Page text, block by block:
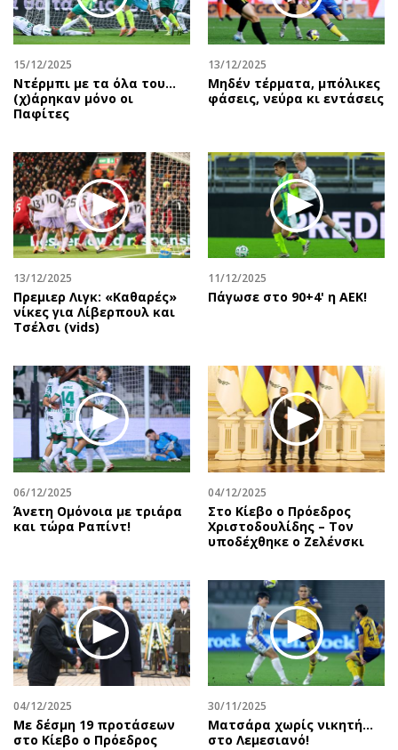
Αθλητισμός
Κύπρος
Ελλάδα
Διεθνή
Κληρώσεις Allwyn
Οικονομία
Real Estate
Επιχειρήσεις
Αγορές
Money Review
AstroBank Properties
Trends
Ναυτιλία
Περιβάλλον
Ελλάδα
Κόσμος
Πολιτισμός
Σινεμά
Μουσική
Εικαστικά
Βιβλίο
Χειρόγραφα
Geek
Νέα
Κινητά-tablets
Social
Πολιτική
Οικονομία
Αναδρομές
Πρόσωπα
Περιβάλλον
Showbiz
Ταξίδια
Συνταγές
Έξοδος
Εκπομπές
Wine routes
Uncut
Προσφορές
Προσωπικότητες στην ''Κ''
Επιστολές
15/12/2025
Ντέρμπι με τα όλα του…
(χ)άρηκαν μόνο οι
Παφίτες
13/12/2025
Μηδέν τέρματα, μπόλικες
φάσεις, νεύρα κι εντάσεις
13/12/2025
Πρεμιερ Λιγκ: «Καθαρές»
νίκες για Λίβερπουλ και
Τσέλσι (vids)
11/12/2025
Πάγωσε στο 90+4' η ΑΕΚ!
06/12/2025
Άνετη Ομόνοια με τριάρα
και τώρα Ραπίντ!
04/12/2025
Στο Κίεβο ο Πρόεδρος
Χριστοδουλίδης – Τον
υποδέχθηκε ο Ζελένσκι
04/12/2025
Με δέσμη 19 προτάσεων
στο Κίεβο ο Πρόεδρος
30/11/2025
Ματσάρα χωρίς νικητή…
στο Λεμεσιανό!